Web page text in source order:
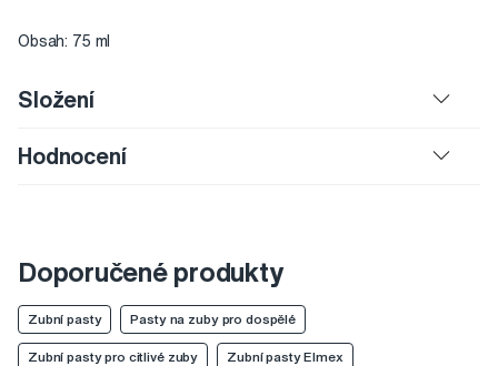
Obsah: 75 ml
Složení
Hodnocení
Doporučené produkty
Zubní pasty Pasty na zuby pro dospělé
Zubní pasty pro citlivé zuby Zubní pasty Elmex